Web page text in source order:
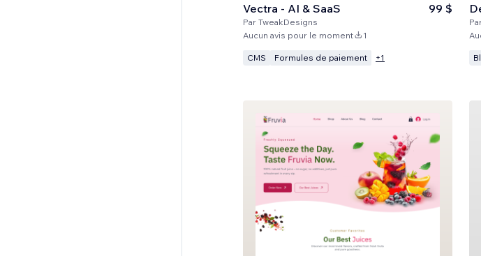
Vectra - AI & SaaS
Par TweakDesigns
99 $
Aucun avis pour le moment 1
CMS Formules de paiement +1